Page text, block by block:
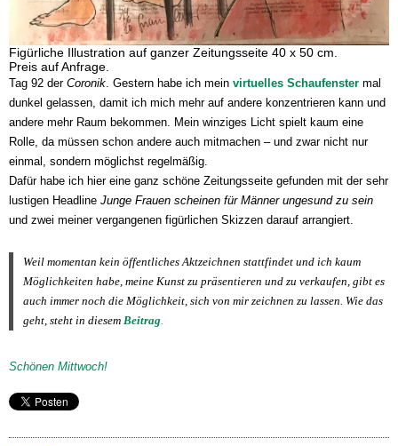
Figürliche Illustration auf ganzer Zeitungsseite 40 x 50 cm.
Preis auf Anfrage.
Tag 92 der Coronik. Gestern habe ich mein virtuelles Schaufenster mal
dunkel gelassen, damit ich mich mehr auf andere konzentrieren kann und
andere mehr Raum bekommen. Mein winziges Licht spielt kaum eine
Rolle, da müssen schon andere auch mitmachen – und zwar nicht nur
einmal, sondern möglichst regelmäßig.
Dafür habe ich hier eine ganz schöne Zeitungsseite gefunden mit der sehr
lustigen Headline Junge Frauen scheinen für Männer ungesund zu sein
und zwei meiner vergangenen figürlichen Skizzen darauf arrangiert.
Weil momentan kein öffentliches Aktzeichnen stattfindet und ich kaum
Möglichkeiten habe, meine Kunst zu präsentieren und zu verkaufen, gibt es
auch immer noch die Möglichkeit, sich von mir zeichnen zu lassen. Wie das
geht, steht in diesem Beitrag.
Schönen Mittwoch!